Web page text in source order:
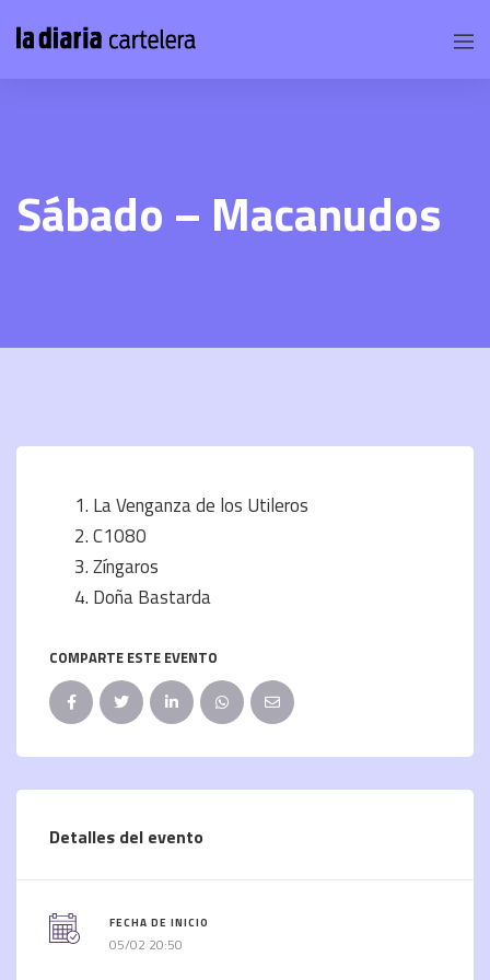
Sábado – Macanudos
La Venganza de los Utileros
C1080
Zíngaros
Doña Bastarda
COMPARTE ESTE EVENTO
Detalles del evento
FECHA DE INICIO
05/02 20:50